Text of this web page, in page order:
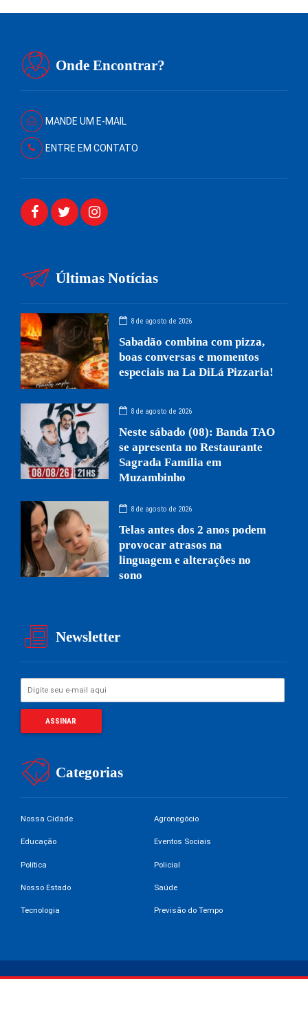
Onde Encontrar?
MANDE UM E-MAIL
ENTRE EM CONTATO
Últimas Notícias
8 de agosto de 2026
Sabadão combina com pizza,
boas conversas e momentos
especiais na La DiLá Pizzaria!
8 de agosto de 2026
Neste sábado (08): Banda TAO
se apresenta no Restaurante
Sagrada Família em
Muzambinho
8 de agosto de 2026
Telas antes dos 2 anos podem
provocar atrasos na
linguagem e alterações no
sono
Newsletter
Categorias
Nossa Cidade Agronegócio
Educação Eventos Sociais
Política Policial
Nosso Estado Saúde
Tecnologia Previsão do Tempo